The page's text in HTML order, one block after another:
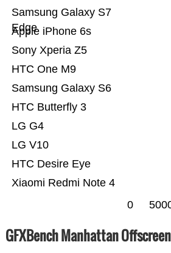
Xiaomi Redmi Note 4
HTC Desire Eye
LG V10
LG G4
HTC Butterfly 3
Samsung Galaxy S6
HTC One M9
Sony Xperia Z5
Apple iPhone 6s
Samsung Galaxy S7
Edge
0
GFXBench Manhattan